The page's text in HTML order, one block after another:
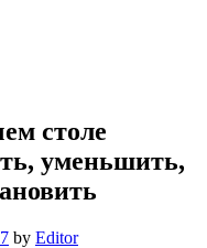
столе
уменьшить,
by Editor